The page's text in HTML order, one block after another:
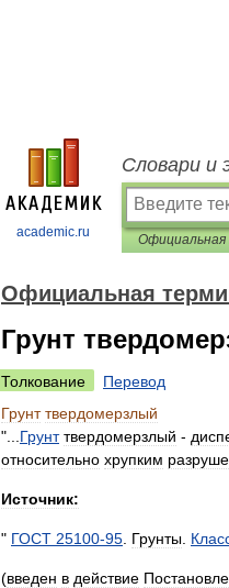
academic.ru
Словари и
Официальная
Грунт
Толкование
Перевод
Грунт твердомерзлый
"... Грунт твердомерзлый -
относительно хрупким
Источник:
" ГОСТ 25100-95 Грунты
(введен в действие